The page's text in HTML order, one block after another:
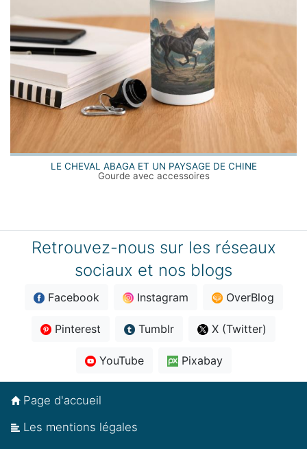
LE CHEVAL ABAGA ET UN PAYSAGE DE CHINE
Gourde avec accessoires
Retrouvez-nous sur les réseaux
sociaux et nos blogs
Facebook Instagram OverBlog
Pinterest Tumblr X (Twitter)
YouTube Pixabay
Page d'accueil
Les mentions légales